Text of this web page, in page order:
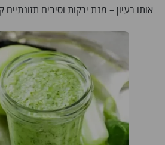
אותו רעיון – מנת ירקות וסיבים